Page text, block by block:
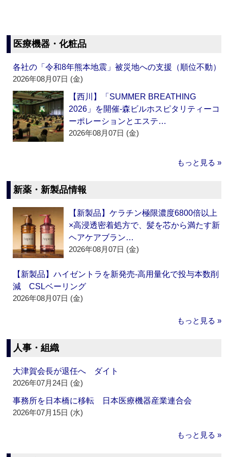
医療機器・化粧品
各社の「令和8年熊本地震」被災地への支援（順位不動）
2026年08月07日 (金)
【西川】「SUMMER BREATHING
2026」を開催‐森ビルホスピタリティーコ
ーポレーションとエステ…
2026年08月07日 (金)
もっと見る »
新薬・新製品情報
【新製品】ケラチン極限濃度6800倍以上
×高浸透密着処方で、髪を芯から満たす新
ヘアケアブラン…
2026年08月07日 (金)
【新製品】ハイゼントラを新発売‐高用量化で投与本数削
減 CSLベーリング
2026年08月07日 (金)
もっと見る »
人事・組織
大津賀会長が退任へ ダイト
2026年07月24日 (金)
事務所を日本橋に移転 日本医療機器産業連合会
2026年07月15日 (水)
もっと見る »